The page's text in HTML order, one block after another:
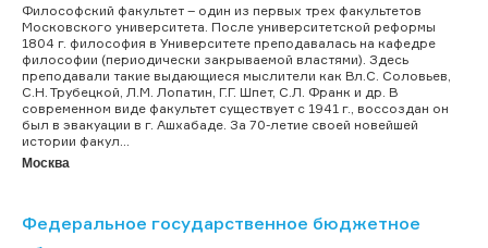
Философский факультет – один из первых трех факультетов
Московского университета. После университетской реформы
1804 г. философия в Университете преподавалась на кафедре
философии (периодически закрываемой властями). Здесь
преподавали такие выдающиеся мыслители как Вл.С. Соловьев,
С.Н. Трубецкой, Л.М. Лопатин, Г.Г. Шпет, С.Л. Франк и др. В
современном виде факультет существует с 1941 г., воссоздан он
был в эвакуации в г. Ашхабаде. За 70-летие своей новейшей
истории факул...
Москва
Федеральное государственное бюджетное